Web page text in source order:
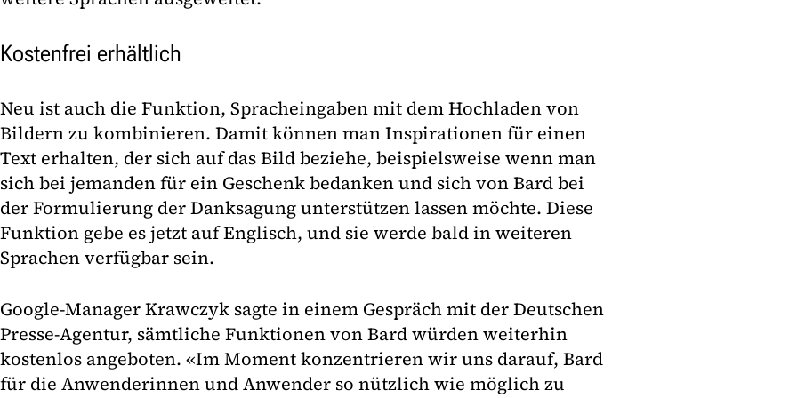
Kostenfrei erhältlich
Neu ist auch die Funktion, Spracheingaben mit dem Hochladen von
Bildern zu kombinieren. Damit können man Inspirationen für einen
Text erhalten, der sich auf das Bild beziehe, beispielsweise wenn man
sich bei jemanden für ein Geschenk bedanken und sich von Bard bei
der Formulierung der Danksagung unterstützen lassen möchte. Diese
Funktion gebe es jetzt auf Englisch, und sie werde bald in weiteren
Sprachen verfügbar sein.
Google-Manager Krawczyk sagte in einem Gespräch mit der Deutschen
Presse-Agentur, sämtliche Funktionen von Bard würden weiterhin
kostenlos angeboten. «Im Moment konzentrieren wir uns darauf, Bard
für die Anwenderinnen und Anwender so nützlich wie möglich zu